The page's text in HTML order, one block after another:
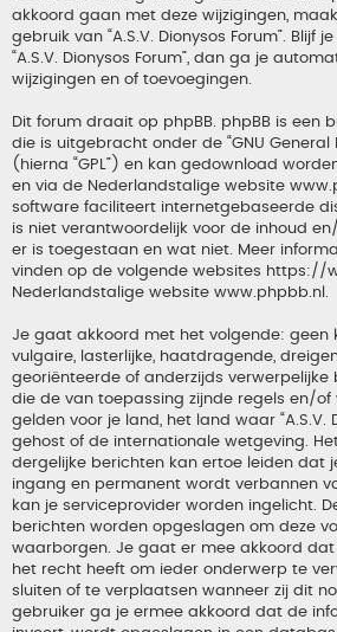
akkoord gaan met deze wijzigingen,
gebruik van “A.S.V. Dionysos Forum”. Blijf
“A.S.V. Dionysos Forum”, dan ga je
wijzigingen en of toevoegingen.
Dit forum draait op phpBB. phpBB is een
die is uitgebracht onder de “GNU General
(hierna “GPL”) en kan gedownload
en via de Nederlandstalige website
software faciliteert internetgebaseerde
is niet verantwoordelijk voor de inhoud
er is toegestaan en wat niet. Meer
vinden op de volgende websites https://
Nederlandstalige website www.phpbb.nl
Je gaat akkoord met het volgende: geen
vulgaire, lasterlijke, haatdragende,
georiënteerde of anderzijds verwerpelijke
die de van toepassing zijnde regels en/
gelden voor je land, het land waar “A.S.V.
gehost of de internationale wetgeving.
dergelijke berichten kan ertoe leiden dat
ingang en permanent wordt verbannen
kan je serviceprovider worden ingelicht.
berichten worden opgeslagen om deze
waarborgen. Je gaat er mee akkoord dat
het recht heeft om ieder onderwerp te
sluiten of te verplaatsen wanneer zij dit
gebruiker ga je ermee akkoord dat de